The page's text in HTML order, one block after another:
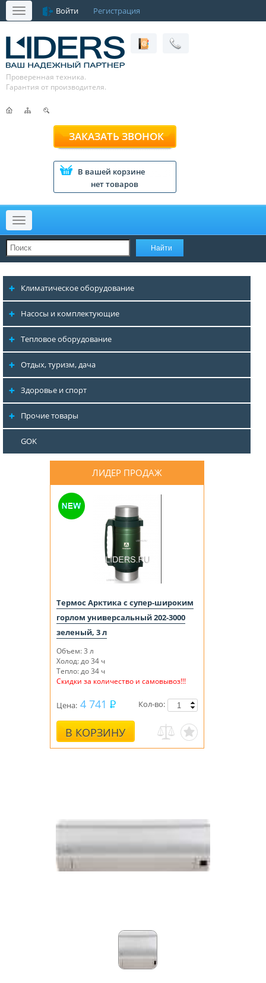
Меню Войти Регистрация
Проверенная техника.
Гарантия от производителя.
ЗАКАЗАТЬ ЗВОНОК
В вашей корзине
нет товаров
Меню
Климатическое оборудование
Насосы и комплектующие
Тепловое оборудование
Отдых, туризм, дача
Здоровье и спорт
Прочие товары
GOK
ЛИДЕР ПРОДАЖ
Термос Арктика с супер-широким
горлом универсальный 202-3000
зеленый, 3 л
Объем: 3 л
Холод: до 34 ч
Тепло: до 34 ч
Скидки за количество и самовывоз!!!
Цена: 4 741
В КОРЗИНУ
Кол-во: